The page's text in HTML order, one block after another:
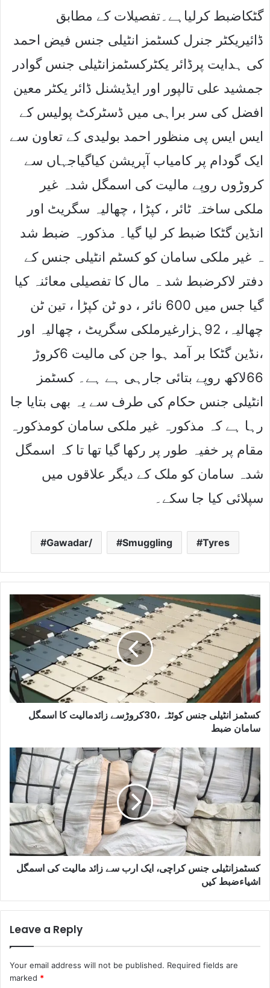
گٹکاضبط کرلیاہے۔تفصیلات کے مطابق
ڈائیریکٹر جنرل کسٹمز انٹیلی جنس فیض احمد
کی ہدایت پرڈائر یکٹرکسٹمزانٹیلی جنس گوادر
جمشید علی تالپور اور ایڈیشنل ڈائر یکٹر معین
افضل کی سر براہی میں ڈسٹرکٹ پولیس کے
ایس ایس پی منظور احمد بولیدی کے تعاون سے
ایک گودام پر کامیاب آپریشن کیاگیاجہاں سے
کروڑوں روپے مالیت کی اسمگل شدہ غیر
ملکی ساختہ ٹائر ، کپڑا ، چھالیہ سگریٹ اور
انڈین گٹکا ضبط کر لیا گیا۔ مذکورہ ضبط شد
ہ غیر ملکی سامان کو کسٹم انٹیلی جنس کے
دفتر لاکرضبط شد ہ مال کا تفصیلی معائنہ کیا
گیا جس میں 600 نائر ، دو ٹن کپڑا ، تین ٹن
چھالیہ، 92ہزارغیرملکی سگریٹ ، چھالیہ اور
،نڈین گٹکا بر آمد ہوا جن کی مالیت 6کروڑ
66لاکھ روپے بتائی جارہی ہے ہے۔ کسٹمز
انٹیلی جنس حکام کی طرف سے یہ بھی بتایا جا
رہا ہے کہ مذکورہ غیر ملکی سامان کومذکورہ
مقام پر خفیہ طور پر رکھا گیا تھا تا کہ اسمگل
شدہ سامان کو ملک کے دیگر علاقوں میں
سپلائی کیا جا سکے۔
Gawadar/ Smuggling Tyres
کسٹمز انٹیلی جنس کوئٹہ ،30کروڑسے زائدمالیت کا اسمگل
سامان ضبط
کسٹمزانٹیلی جنس کراچی، ایک ارب سے زائد مالیت کی اسمگل
اشیاءضبط کیں
Leave a Reply
Your email address will not be published. Required fields are
marked *